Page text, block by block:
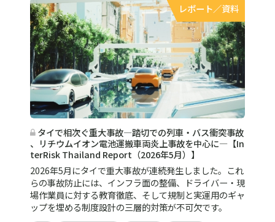
レポート／資料
タイで相次ぐ重大事故―踏切での列車・バス衝突事故
、リチウムイオン電池運搬車両炎上事故を中心に―【In
terRisk Thailand Report（2026年5月）】
2026年5月にタイで重大事故が連続発生しました。これ
らの事故防止には、インフラ面の整備、ドライバー・現
場作業員に対する教育徹底、そして規制と実運用のギャ
ップを埋める制度設計の三層的対策が不可欠です。